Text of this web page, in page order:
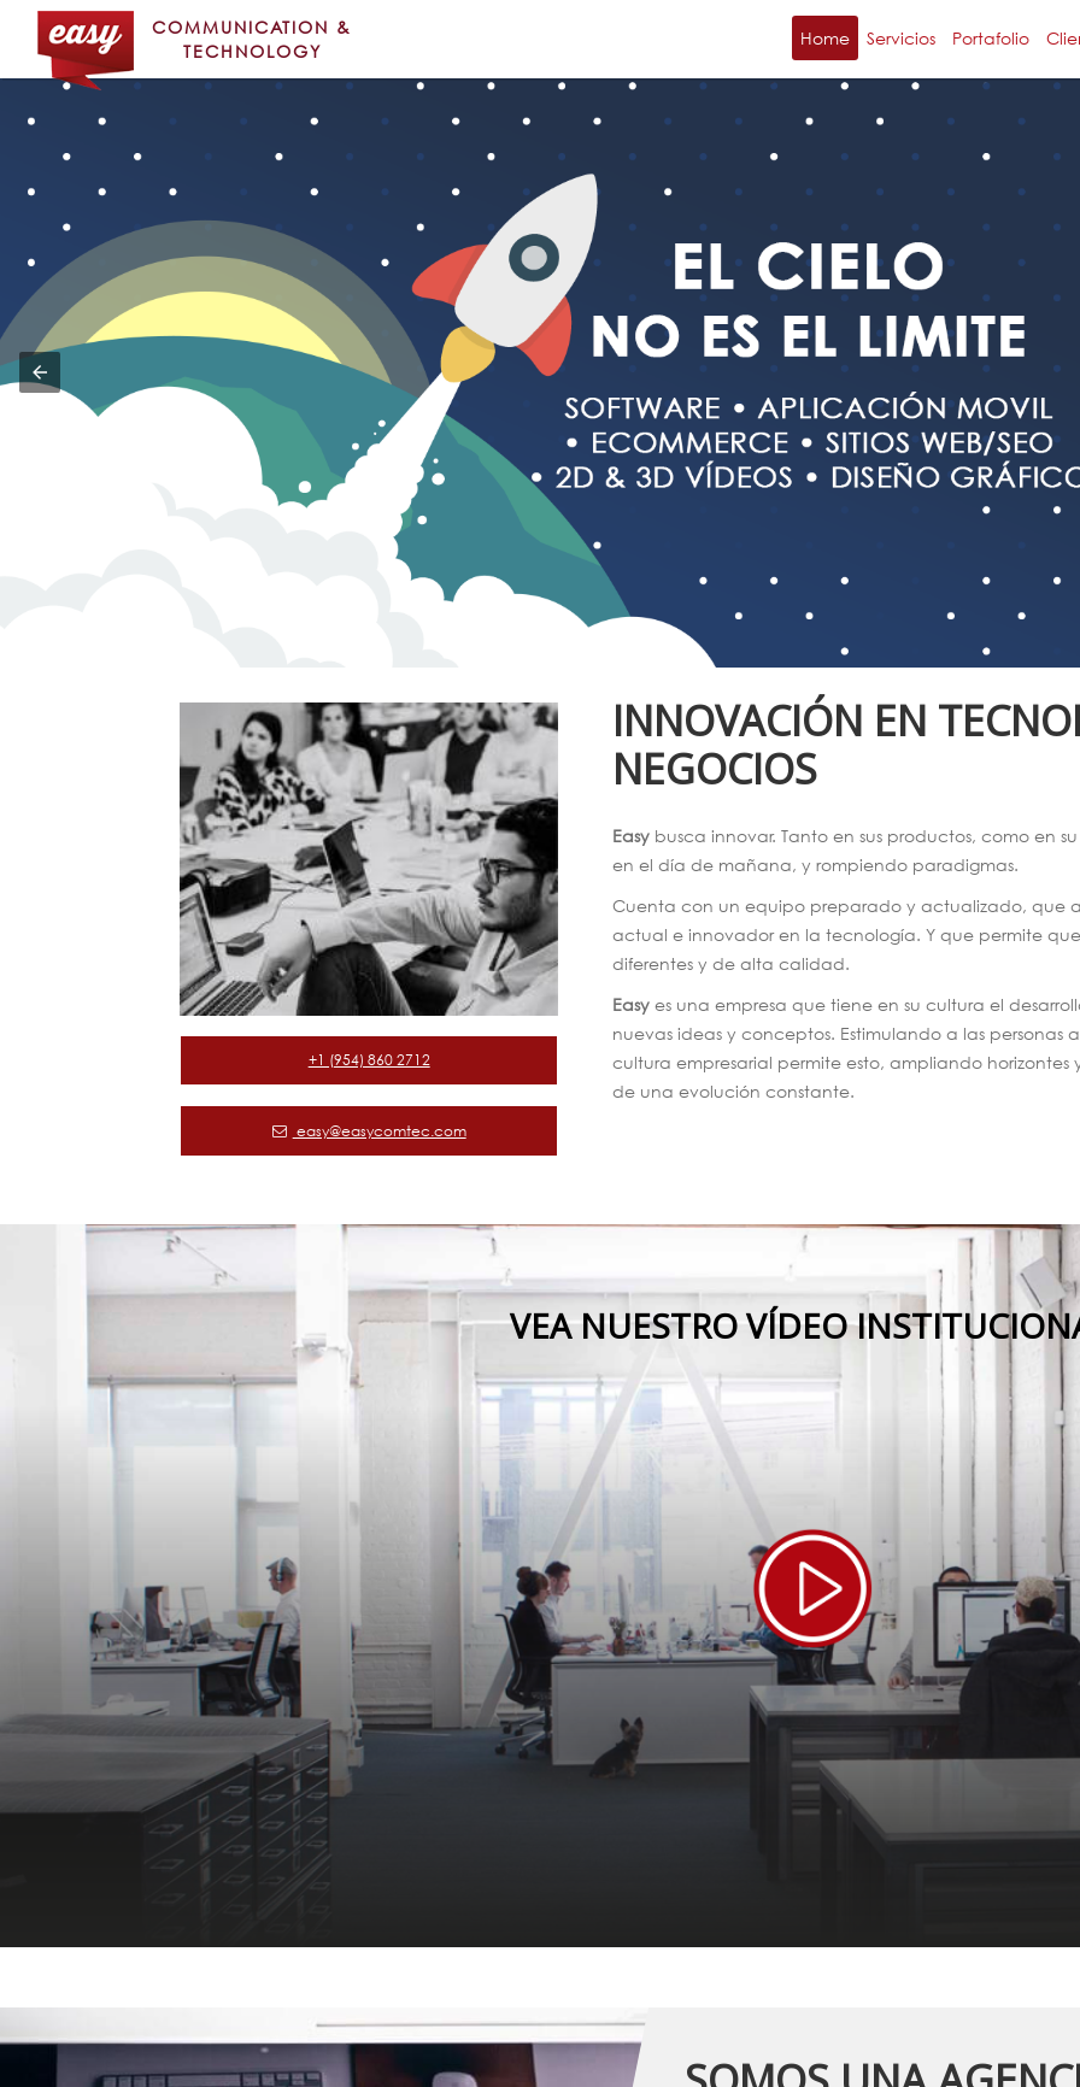
COMMUNICATION &
TECHNOLOGY
Home Servicios Portafolio
+1 (954) 860 2712
easy@easycomtec.com
INNOVACIÓN EN
NEGOCIOS
Easy busca innovar. Tanto en sus productos, como en
en el día de mañana, y rompiendo paradigmas.
Cuenta con un equipo preparado y actualizado, que
actual e innovador en la tecnología. Y que permite que
diferentes y de alta calidad.
Easy es una empresa que tiene en su cultura el
nuevas ideas y conceptos. Estimulando a las personas
cultura empresarial permite esto, ampliando
de una evolución constante.
VEA NUESTRO VÍDEO